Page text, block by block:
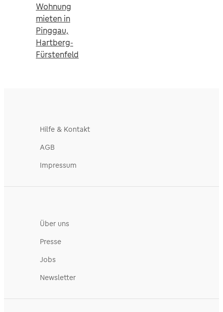
Wohnung
mieten in
Pinggau,
Hartberg-
Fürstenfeld
Hilfe & Kontakt
AGB
Impressum
Über uns
Presse
Jobs
Newsletter